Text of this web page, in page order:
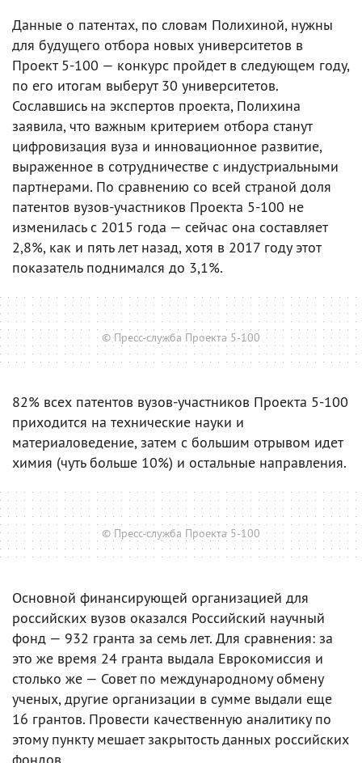
Данные о патентах, по словам Полихиной, нужны
для будущего отбора новых университетов в
Проект 5-100 — конкурс пройдет в следующем году,
по его итогам выберут 30 университетов.
Сославшись на экспертов проекта, Полихина
заявила, что важным критерием отбора станут
цифровизация вуза и инновационное развитие,
выраженное в сотрудничестве с индустриальными
партнерами. По сравнению со всей страной доля
патентов вузов-участников Проекта 5-100 не
изменилась с 2015 года — сейчас она составляет
2,8%, как и пять лет назад, хотя в 2017 году этот
показатель поднимался до 3,1%.
© Пресс-служба Проекта 5-100
82% всех патентов вузов-участников Проекта 5-100
приходится на технические науки и
материаловедение, затем с большим отрывом идет
химия (чуть больше 10%) и остальные направления.
© Пресс-служба Проекта 5-100
Основной финансирующей организацией для
российских вузов оказался Российский научный
фонд — 932 гранта за семь лет. Для сравнения: за
это же время 24 гранта выдала Еврокомиссия и
столько же — Совет по международному обмену
ученых, другие организации в сумме выдали еще
16 грантов. Провести качественную аналитику по
этому пункту мешает закрытость данных российских
фондов.